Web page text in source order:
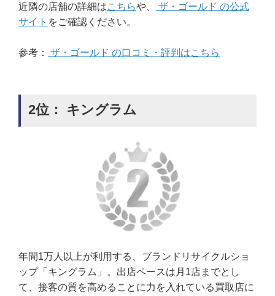
近隣の店舗の詳細はこちらや、
ザ・ゴールド の公式
サイト をご確認ください。
参考： ザ・ゴールド の口コミ・評判はこちら
2位： キングラム
年間1万人以上が利用する、ブランドリサイクルショ
ップ「キングラム」。出店ペースは月1店までとし
て、接客の質を高めることに力を入れている買取店に